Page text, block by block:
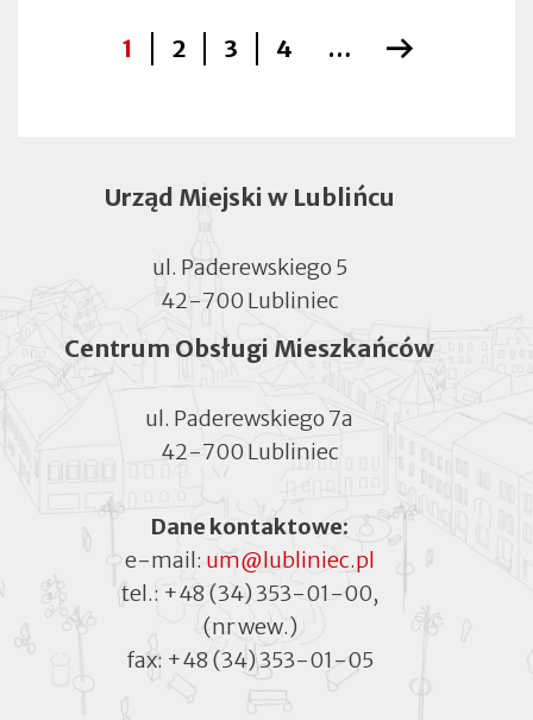
Stronicowanie
Bieżąca
1 Page
2 Page
3 Page
4 …
Następna
Urząd Miejski w Lublińcu
ul. Paderewskiego 5
42-700 Lubliniec
Centrum Obsługi Mieszkańców
ul. Paderewskiego 7a
42-700 Lubliniec
Dane kontaktowe:
e-mail: um@lubliniec.pl
tel.: +48 (34) 353-01-00,
(nr wew.)
fax: +48 (34) 353-01-05